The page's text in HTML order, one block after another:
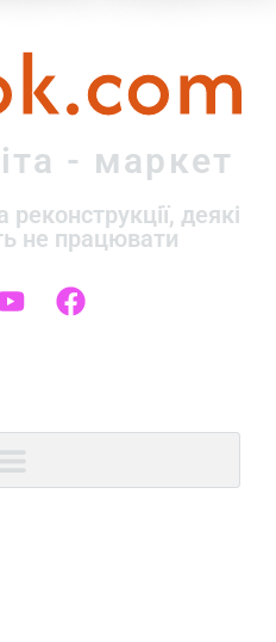
- маркет
деякі
не працювати